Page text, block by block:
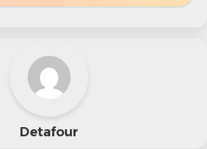
على الجانب الآخر، شهد قطاع
السابق، مما يعكس بعض
Detafour